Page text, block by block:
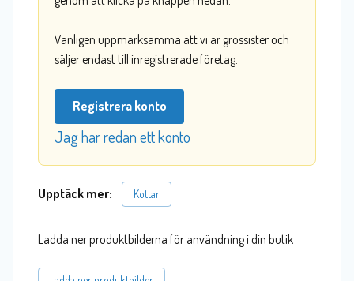
Vänligen uppmärksamma att vi är grossister och
säljer endast till inregistrerade företag.
Registrera konto
Jag har redan ett konto
Upptäck mer: Kottar
Ladda ner produktbilderna för användning i din butik